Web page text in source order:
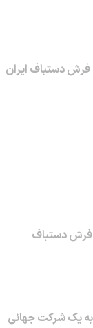
فرش دستباف ایران
فرش دستباف
به یک شرکت جهانی